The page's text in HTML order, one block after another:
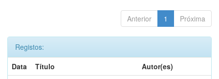
Anterior 1 Próxima
Registos:
Data
Título
Autor(es)